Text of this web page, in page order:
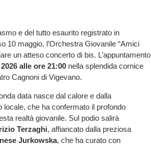
e del tutto esaurito registrato in
10 maggio, l’Orchestra Giovanile “Amici
un atteso concerto di bis. L’appuntamento
alle ore 21:00 nella splendida cornice
Cagnoni di Vigevano.
data nasce dal calore e dalla
locale, che ha confermato il profondo
realtà giovanile. Sul podio salirà
Terzaghi, affiancato dalla preziosa
Jurkowska, che ha curato con